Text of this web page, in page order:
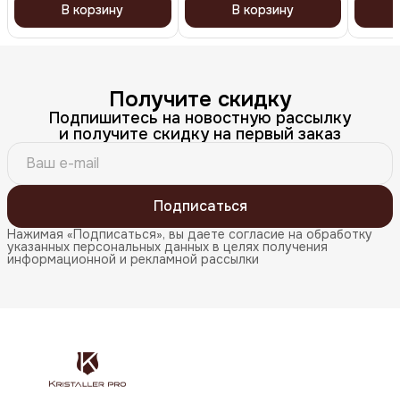
В корзину В корзину
Получите скидку
Подпишитесь на новостную рассылку
и получите скидку на первый заказ
Подписаться
Нажимая «Подписаться», вы даете согласие на обработку
указанных персональных данных в целях получения
информационной и рекламной рассылки